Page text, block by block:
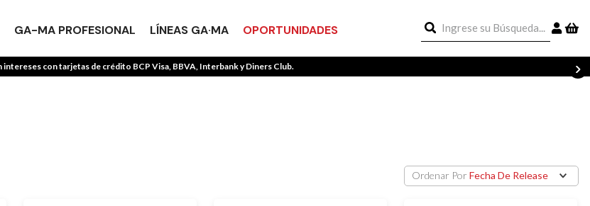
GA-MA PROFESIONAL LÍNEAS GA·MA OPORTUNIDADES
Ingrese su Búsqueda...
TÉRMINOS MÁS BUSCADOS
1.
secadoras
intereses con tarjetas de crédito BCP Visa, BBVA, Interbank y Diners Club.
Ordenar Por Fecha De Release